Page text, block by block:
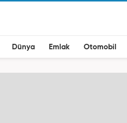
Dünya Emlak Otomobil